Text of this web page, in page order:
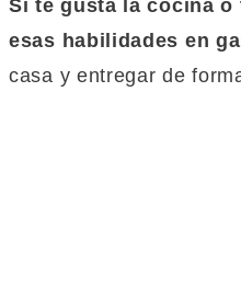
Si te gusta la cocina
esas habilidades en
casa y entregar de